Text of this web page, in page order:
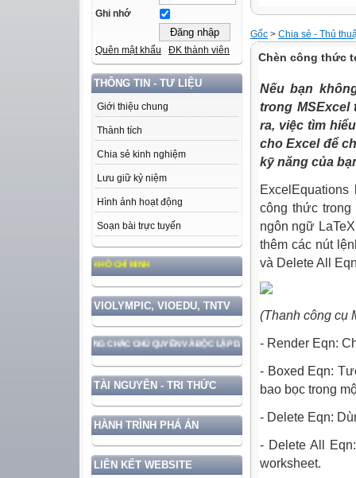
Ghi nhớ
Quên mật khẩu ĐK thành viên
THÔNG TIN - TƯ LIỆU
Giới thiệu chung
Thành tích
Chia sẻ kinh nghiệm
Lưu giữ kỷ niệm
Hình ảnh hoạt động
Soạn bài trực tuyến
PHONG CÁCH HỒ CHÍ MINH
VIOLYMPIC, VIOEDU, TNTV
BẢO VỆ VỮNG CHẮC CHỦ QUYỀN VÀ ĐỘC LẬP DÂN TỘC!
TÀI NGUYÊN - TRI THỨC
HÀNH TRÌNH PHÁ ÁN
LIÊN KẾT WEBSITE
Gốc > Chia sẻ - Thủ
Chèn công thức
Nếu bạn
trong MSExcel
ra, việc tìm
cho Excel để
kỹ năng của
công thức
ngôn ngữ
thêm các nút
và Delete All
(Thanh công cụ
- Render Eqn:
- Boxed Eqn:
bao bọc trong
- Delete Eqn:
- Delete All
worksheet.